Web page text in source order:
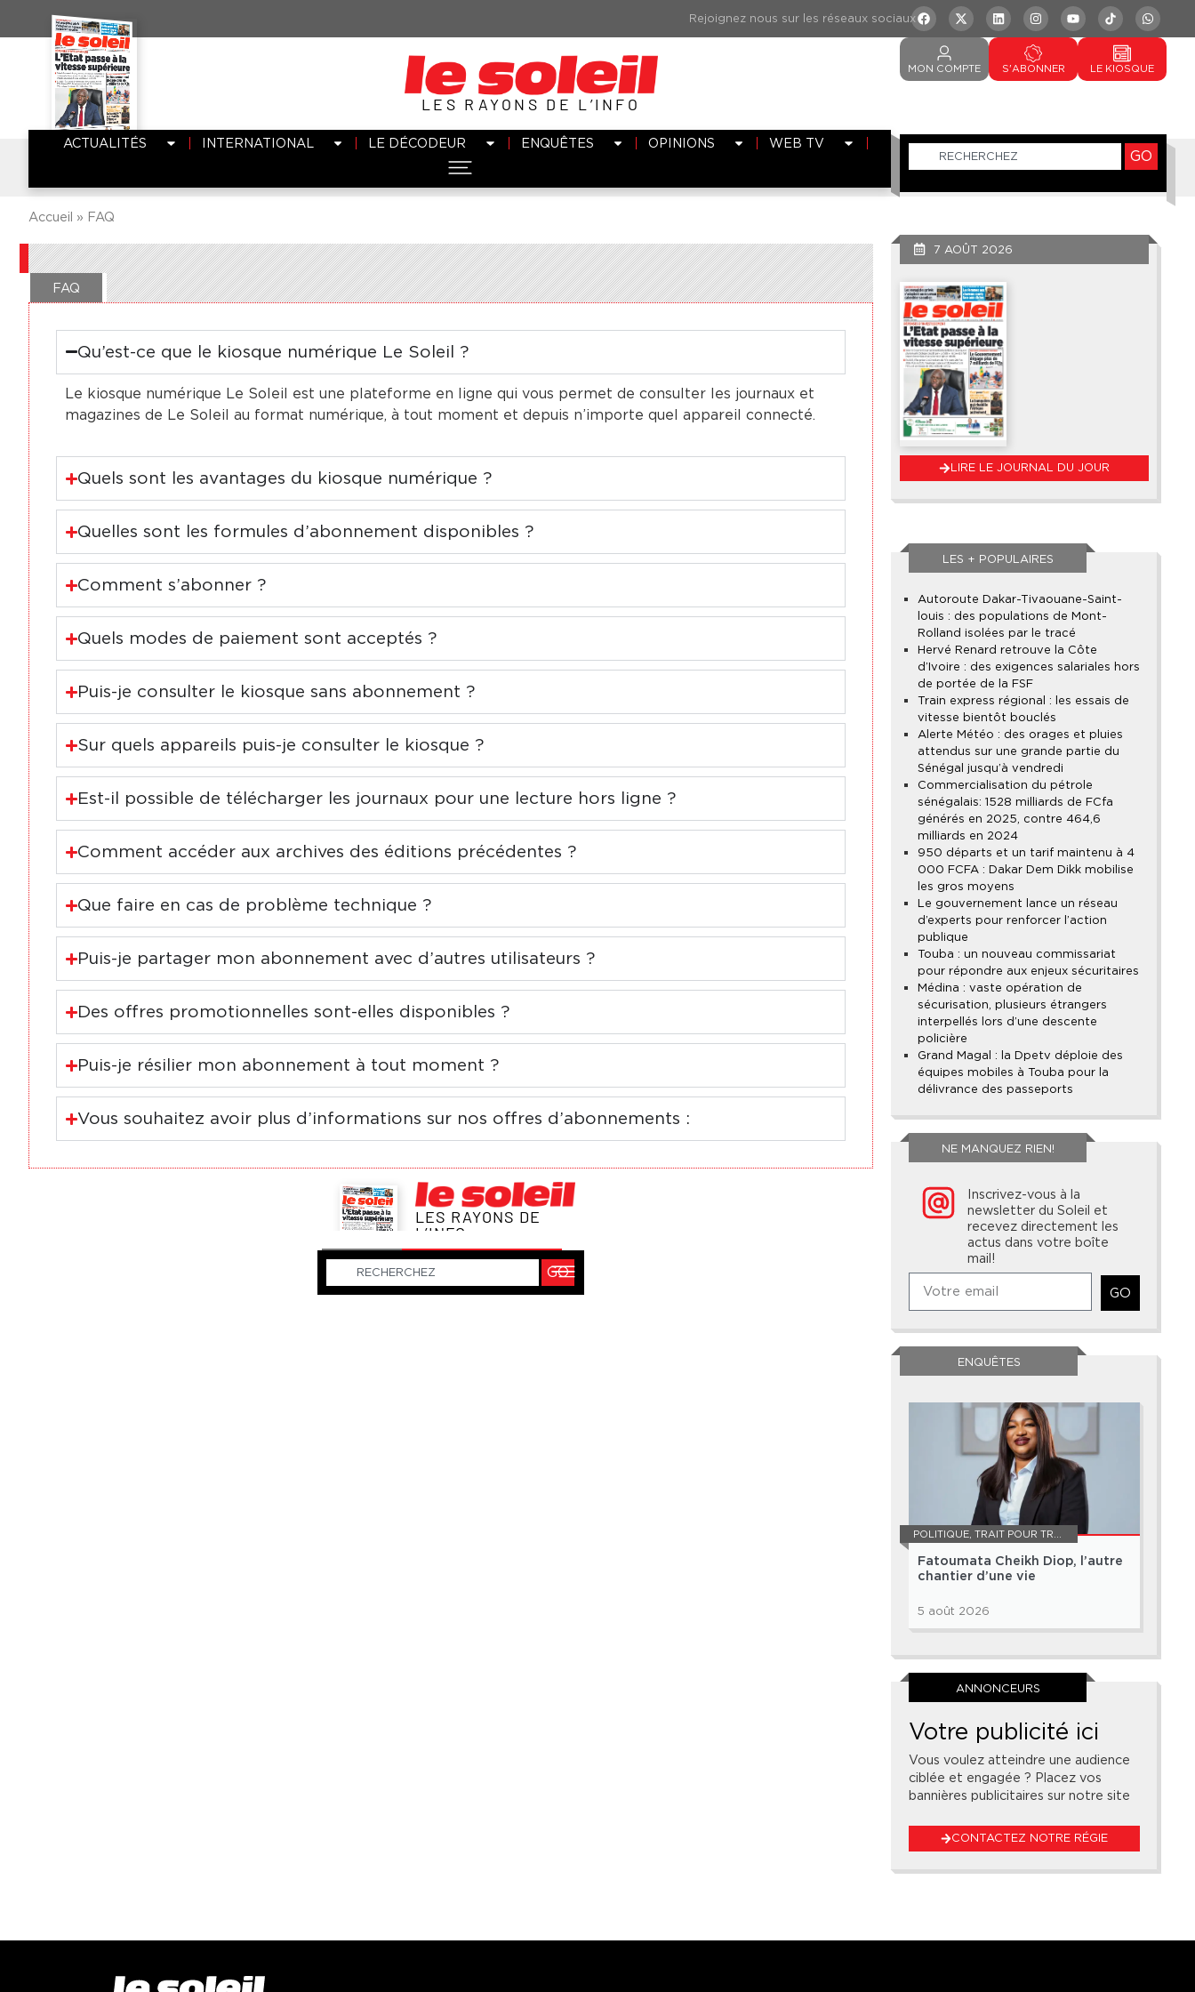
LES RAYONS DE L’INFO
MON COMPTE S'ABONNER LE KIOSQUE
ACTUALITÉS INTERNATIONAL LE DÉCODEUR ENQUÊTES OPINIONS WEB TV
GO
Accueil » FAQ
FAQ
Qu’est-ce que le kiosque numérique Le Soleil ?
Le kiosque numérique Le Soleil est une plateforme en ligne qui vous permet de consulter les journaux et
magazines de Le Soleil au format numérique, à tout moment et depuis n’importe quel appareil connecté.
Quels sont les avantages du kiosque numérique ?
Quelles sont les formules d’abonnement disponibles ?
Comment s’abonner ?
Quels modes de paiement sont acceptés ?
Puis-je consulter le kiosque sans abonnement ?
Sur quels appareils puis-je consulter le kiosque ?
Est-il possible de télécharger les journaux pour une lecture hors ligne ?
Comment accéder aux archives des éditions précédentes ?
Que faire en cas de problème technique ?
Puis-je partager mon abonnement avec d’autres utilisateurs ?
Des offres promotionnelles sont-elles disponibles ?
Puis-je résilier mon abonnement à tout moment ?
Vous souhaitez avoir plus d’informations sur nos offres d’abonnements :
7 AOÛT 2026
LIRE LE JOURNAL DU JOUR
LES + POPULAIRES
Autoroute Dakar-Tivaouane-Saint-
louis : des populations de Mont-
Rolland isolées par le tracé
Hervé Renard retrouve la Côte
d’Ivoire : des exigences salariales hors
de portée de la FSF
Train express régional : les essais de
vitesse bientôt bouclés
Alerte Météo : des orages et pluies
attendus sur une grande partie du
Sénégal jusqu’à vendredi
Commercialisation du pétrole
sénégalais : 1528 milliards de FCfa
générés en 2025, contre 464,6
milliards en 2024
950 départs et un tarif maintenu à 4
000 FCFA : Dakar Dem Dikk mobilise
les gros moyens
Le gouvernement lance un réseau
d’experts pour renforcer l’action
publique
Touba : un nouveau commissariat
pour répondre aux enjeux sécuritaires
Médina : vaste opération de
sécurisation, plusieurs étrangers
interpellés lors d’une descente
policière
Grand Magal : la Dpetv déploie des
équipes mobiles à Touba pour la
délivrance des passeports
NE MANQUEZ RIEN!
Inscrivez-vous à la
newsletter du Soleil et
recevez directement les
actus dans votre boîte
mail!
GO
ENQUÊTES
POLITIQUE, TRAIT POUR TRAIT
Fatoumata Cheikh Diop, l’autre
chantier d’une vie
5 août 2026
ANNONCEURS
Votre publicité ici
Vous voulez atteindre une audience
ciblée et engagée ? Placez vos
bannières publicitaires sur notre site
CONTACTEZ NOTRE RÉGIE